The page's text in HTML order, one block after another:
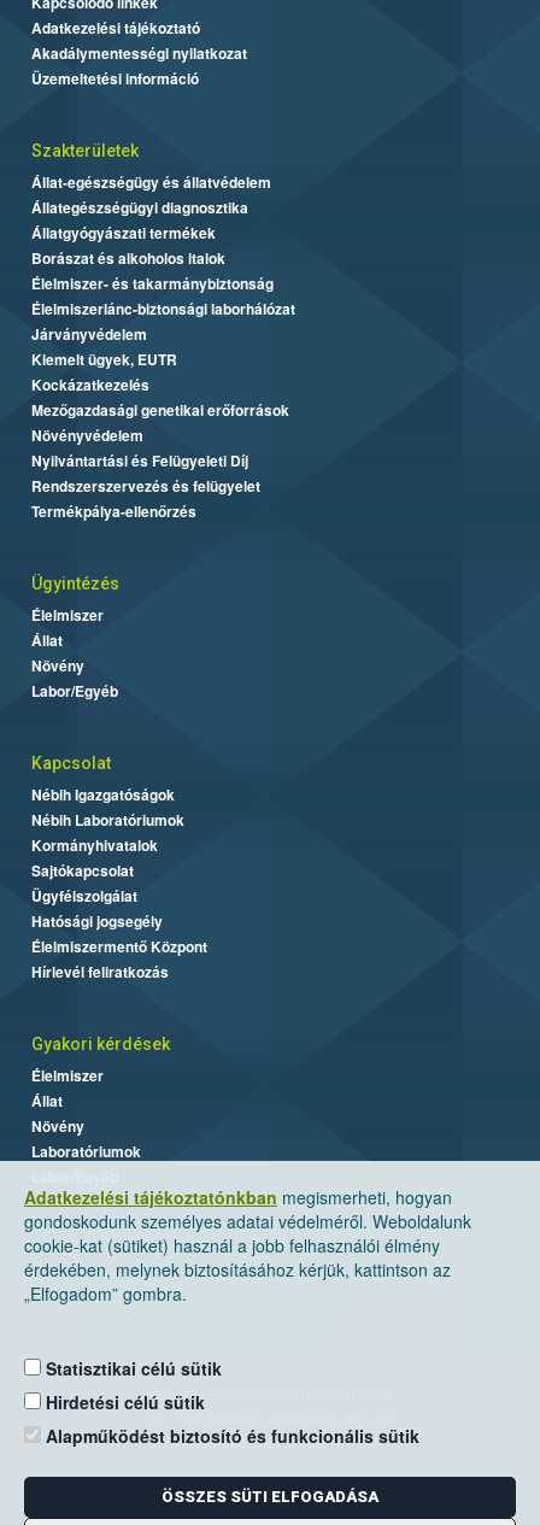
Adatkezelési tájékoztatónkban megismerheti, hogyan
gondoskodunk személyes adatai védelméről. Weboldalunk
cookie-kat (sütiket) használ a jobb felhasználói élmény
érdekében, melynek biztosításához kérjük, kattintson az
„Elfogadom” gombra.
Statisztikai célú sütik
Hirdetési célú sütik
Alapműködést biztosító és funkcionális sütik
ÖSSZES SÜTI ELFOGADÁSA
Adatkezelési tájékoztató
Akadálymentességi nyilatkozat
Üzemeltetési információ
Szakterületek
Állat-egészségügy és állatvédelem
Állategészségügyi diagnosztika
Állatgyógyászati termékek
Borászat és alkoholos italok
Élelmiszer- és takarmánybiztonság
Élelmiszerlánc-biztonsági laborhálózat
Járványvédelem
Kiemelt ügyek, EUTR
Kockázatkezelés
Mezőgazdasági genetikai erőforrások
Növényvédelem
Nyilvántartási és Felügyeleti Díj
Rendszerszervezés és felügyelet
Termékpálya-ellenőrzés
Ügyintézés
Élelmiszer
Állat
Növény
Labor/Egyéb
Kapcsolat
Nébih Igazgatóságok
Nébih Laboratóriumok
Kormányhivatalok
Sajtókapcsolat
Ügyfélszolgálat
Hatósági jogsegély
Élelmiszermentő Központ
Hírlevél feliratkozás
Gyakori kérdések
Élelmiszer
Állat
Növény
Laboratóriumok
Nemzeti Élelmiszerlánc-biztonsági Hivatal
Levelezési cím: 1525 Budapest. Pf. 30.
E-mail:ugyfelszolgalat@nebih.gov.hu